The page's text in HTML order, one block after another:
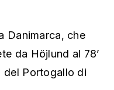
Danimarca, che
da Höjlund al 78’
del Portogallo di